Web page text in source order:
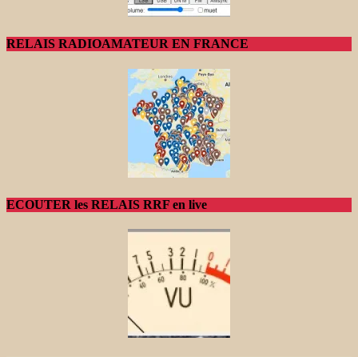
RELAIS RADIOAMATEUR EN FRANCE
ECOUTER les RELAIS RRF en live